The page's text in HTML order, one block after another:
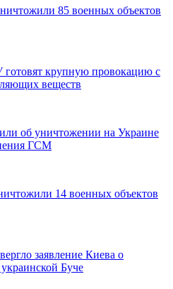
85 военных объектов
крупную провокацию с
веществ
об уничтожении на Украине
ГСМ
14 военных объектов
заявление Киева о
Буче